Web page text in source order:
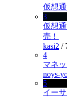
仮想
3
仮想
売！
kasi2 /
4
マネ
noys-
5
イー